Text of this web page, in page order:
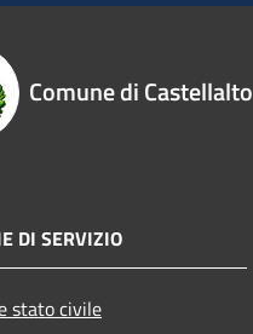
Comune di Castellalto
DI SERVIZIO
stato civile